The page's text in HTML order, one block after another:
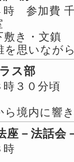
時 参加費
敷き・文鎮
を思いなが
ス部
３０分頃
ら境内に響
座－法話会
時